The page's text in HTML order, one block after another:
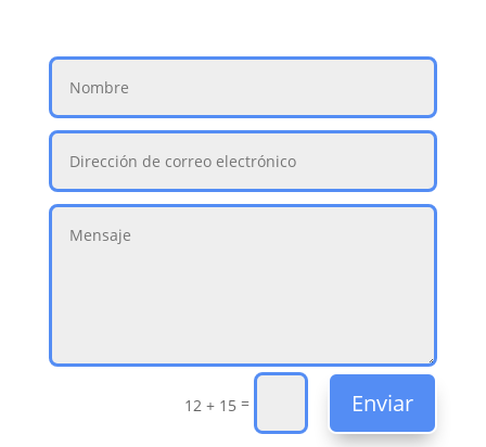
12 + 15 = Enviar